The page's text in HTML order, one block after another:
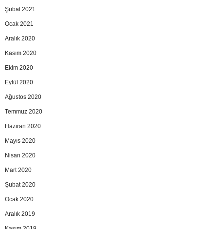
Şubat 2021
Ocak 2021
Aralık 2020
Kasım 2020
Ekim 2020
Eylül 2020
Ağustos 2020
Temmuz 2020
Haziran 2020
Mayıs 2020
Nisan 2020
Mart 2020
Şubat 2020
Ocak 2020
Aralık 2019